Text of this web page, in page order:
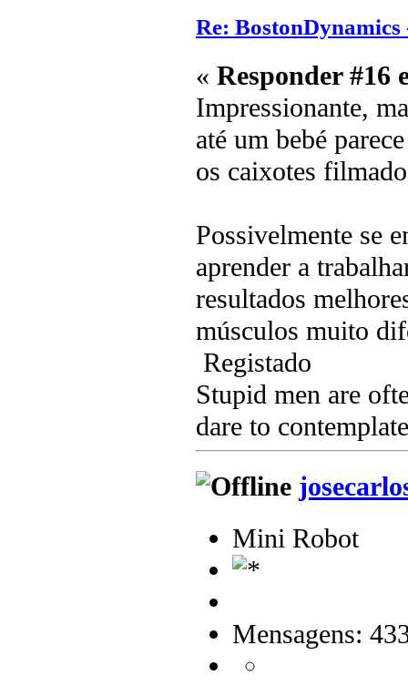
Re:
« Responder #16
Impressionante,
até um bebé
os caixotes
Possivelmente se
aprender a
resultados
músculos muito
Registado
Stupid men are
dare to
Mini Robot
Mensagens: